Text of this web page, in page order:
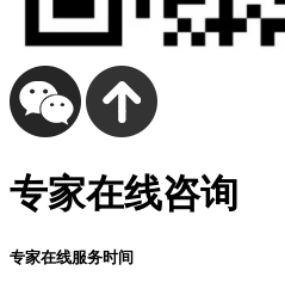
专家在线咨询
专家在线服务时间